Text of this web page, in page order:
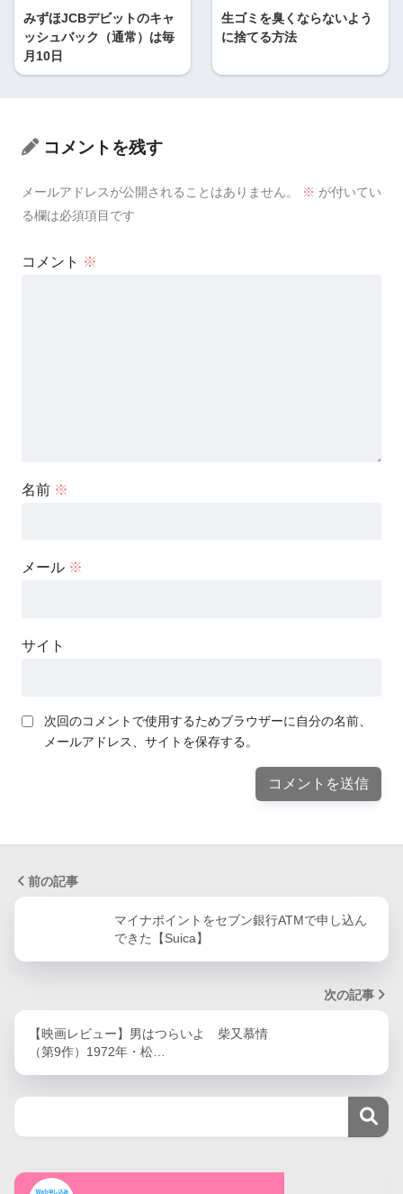
みずほJCBデビットのキャ
ッシュバック（通常）は毎
月10日
生ゴミを臭くならないよう
に捨てる方法
コメントを残す
メールアドレスが公開されることはありません。 ※ が付いてい
る欄は必須項目です
コメント ※
名前 ※
メール ※
サイト
次回のコメントで使用するためブラウザーに自分の名前、
メールアドレス、サイトを保存する。
前の記事
マイナポイントをセブン銀行ATMで申し込ん
できた【Suica】
次の記事
【映画レビュー】男はつらいよ 柴又慕情
（第9作）1972年・松…